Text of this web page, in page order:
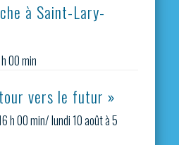
à Saint-Lary-
00 min
vers le futur »
h 00 min/lundi 10 août à 5